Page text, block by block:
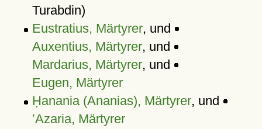
Turabdin)
Eustratius, Märtyrer, und
Auxentius, Märtyrer, und
Mardarius, Märtyrer, und
Eugen, Märtyrer
Ḥanania (Ananias), Märtyrer, und
‛Azaria, Märtyrer